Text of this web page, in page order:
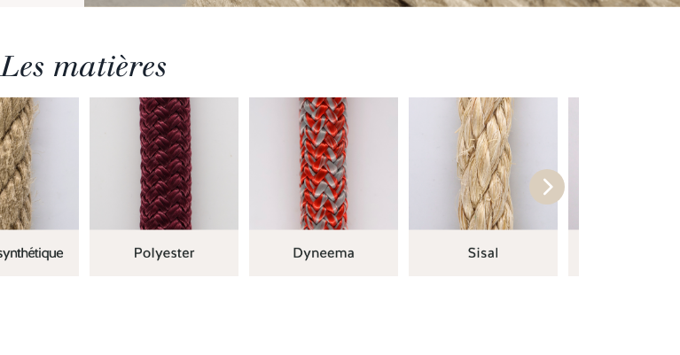
Les matières